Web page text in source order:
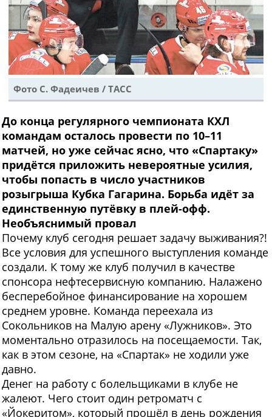
Фото С. Фадеичев / ТАСС
До конца регулярного чемпионата КХЛ
командам осталось провести по 10–11
матчей, но уже сейчас ясно, что «Спартаку»
придётся приложить невероятные усилия,
чтобы попасть в число участников
розыгрыша Кубка Гагарина. Борьба идёт за
единственную путёвку в плей-офф.
Необъяснимый провал
Почему клуб сегодня решает задачу выживания?!
Все условия для успешного выступления команде
создали. К тому же клуб получил в качестве
спонсора нефтесервисную компанию. Налажено
бесперебойное финансирование на хорошем
среднем уровне. Команда переехала из
Сокольников на Малую арену «Лужников». Это
моментально отразилось на посещаемости. Так,
как в этом сезоне, на «Спартак» не ходили уже
давно.
Денег на работу с болельщиками в клубе не
жалеют. Чего стоит один ретроматч с
«Йокеритом», который прошёл в день рождения